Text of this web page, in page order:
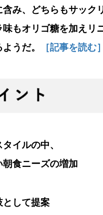
み、どちらもサック
もオリゴ糖を加えリ
うだ。
［記事を読む］
イルの中、
食ニーズの増加
として提案